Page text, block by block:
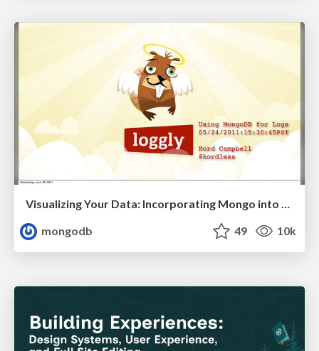
Visualizing Your Data: Incorporating Mongo into Loggly Infrastructure
mongodb
49 10k